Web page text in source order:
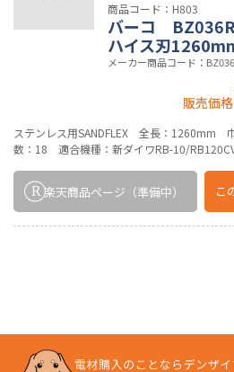
商品コード：H803
バーコ
ハイス刃
メーカー商品コード：
販売価格
ステンレス用SANDFLEX 全長：
数：18 適合機種：新ダイワRB-10/
楽天商品ページ （準備中） こ